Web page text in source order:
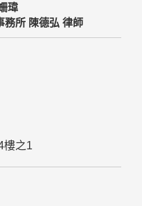
瑋
務所 陳德弘 律師
樓之1